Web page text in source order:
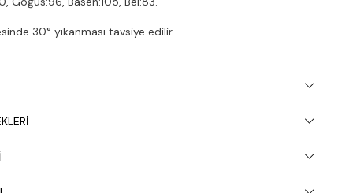
30° yıkanması tavsiye edilir.